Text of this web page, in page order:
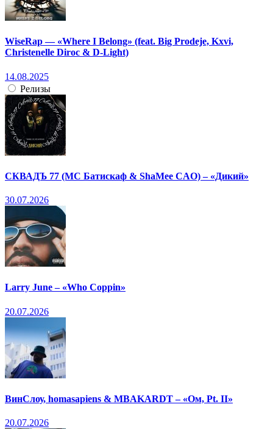
WiseRap — «Where I Belong» (feat. Big Prodeje, Kxvi,
Christenelle Diroc & D-Light)
14.08.2025
Релизы
СКВАДЪ 77 (МС Батискаф & ShaMee CAO) – «Дикий»
30.07.2026
Larry June – «Who Coppin»
20.07.2026
ВинСлоу, homasapiens & MBAKARDT – «Ом, Pt. II»
20.07.2026